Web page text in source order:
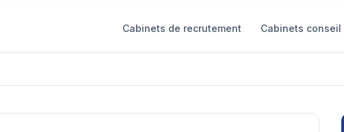
Cabinets de recrutement Cabinets conseil